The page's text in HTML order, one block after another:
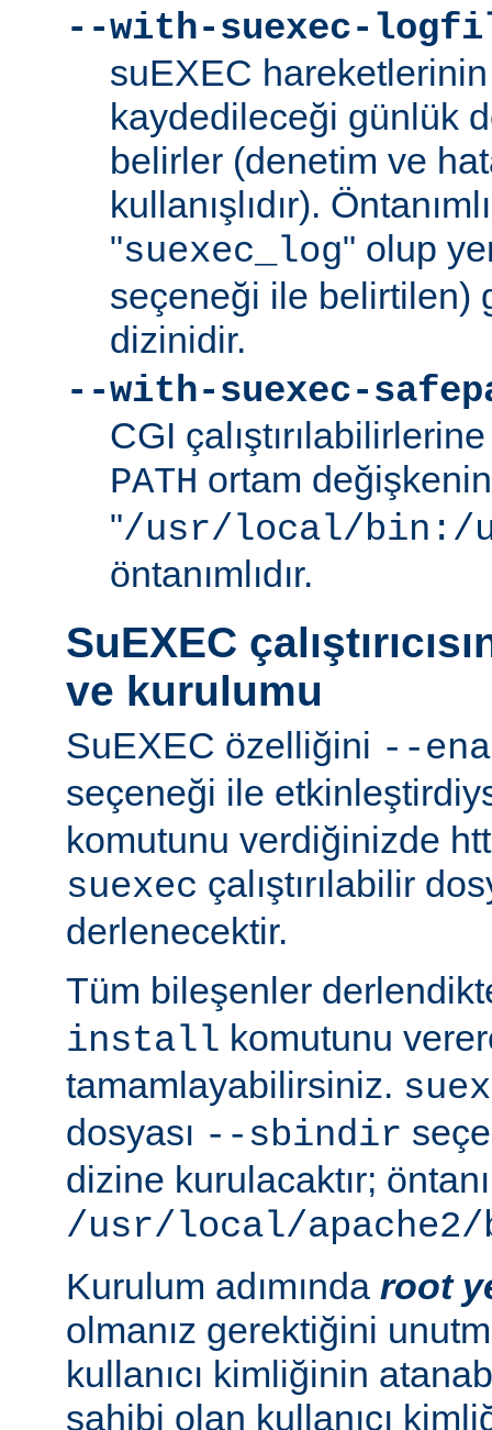
--with-suexec-
suEXEC hareketlerinin
kaydedileceği günlük
belirler (denetim ve
kullanışlıdır).
"suexec_log" olup
seçeneği ile belirtilen)
dizinidir.
--with-suexec-
CGI
PATH ortam
"/usr/local/bin:/
öntanımlıdır.
SuEXEC
ve kurulumu
SuEXEC özelliğini --
seçeneği ile
komutunu verdiğinizde
suexec çalıştırılabilir
derlenecektir.
Tüm bileşenler
install komutunu
tamamlayabilirsiniz.
dosyası --sbindir
dizine kurulacaktır;
/usr/local/
Kurulum adımında root
olmanız gerektiğini
kullanıcı kimliğinin
sahibi olan kullanıcı